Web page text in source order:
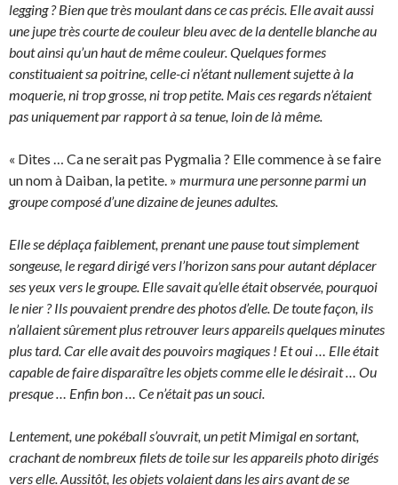
legging ? Bien que très moulant dans ce cas précis. Elle avait aussi
une jupe très courte de couleur bleu avec de la dentelle blanche au
bout ainsi qu’un haut de même couleur. Quelques formes
constituaient sa poitrine, celle-ci n’étant nullement sujette à la
moquerie, ni trop grosse, ni trop petite. Mais ces regards n’étaient
pas uniquement par rapport à sa tenue, loin de là même.
« Dites … Ca ne serait pas Pygmalia ? Elle commence à se faire
un nom à Daiban, la petite. » murmura une personne parmi un
groupe composé d’une dizaine de jeunes adultes.
Elle se déplaça faiblement, prenant une pause tout simplement
songeuse, le regard dirigé vers l’horizon sans pour autant déplacer
ses yeux vers le groupe. Elle savait qu’elle était observée, pourquoi
le nier ? Ils pouvaient prendre des photos d’elle. De toute façon, ils
n’allaient sûrement plus retrouver leurs appareils quelques minutes
plus tard. Car elle avait des pouvoirs magiques ! Et oui … Elle était
capable de faire disparaître les objets comme elle le désirait … Ou
presque … Enfin bon … Ce n’était pas un souci.
Lentement, une pokéball s’ouvrait, un petit Mimigal en sortant,
crachant de nombreux filets de toile sur les appareils photo dirigés
vers elle. Aussitôt, les objets volaient dans les airs avant de se